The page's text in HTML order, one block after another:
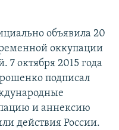
объявила 20
оккупации
7 октября 2015 года
подписал
и аннексию
действия России.